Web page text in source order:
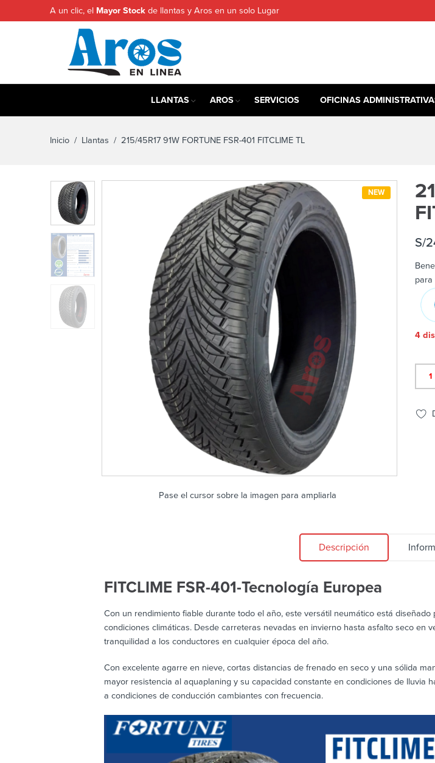
A un clic, el Mayor Stock de llantas y Aros en un solo Lugar
LLANTAS AROS SERVICIOS OFICINAS
Inicio / Llantas / 215/45R17 91W FORTUNE FSR-401 FITCLIME TL
NEW
Pase el cursor sobre la imagen para ampliarla
S/
para
4
Descripción
FITCLIME FSR-401-Tecnología Europea
Con un rendimiento fiable durante todo el año, este versátil neumático está
condiciones climáticas. Desde carreteras nevadas en invierno hasta asfalto seco en
tranquilidad a los conductores en cualquier época del año.
Con excelente agarre en nieve, cortas distancias de frenado en seco y una sólida
mayor resistencia al aquaplaning y su capacidad constante en condiciones de lluvia
a condiciones de conducción cambiantes con frecuencia.